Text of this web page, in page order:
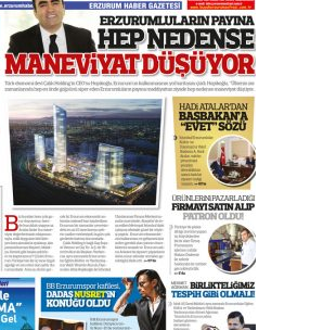
2026 Salı
Yılmaz
DEĞİL, BİR ÖMÜR
“NEDEN
ÜNİVERSİTESİ?”
2026 Salı
Gökhan YAZICI
Yesevi’den bir Alperen…
idi… Hakka yürüdü.!
2026 Perşembe
Bakırcı
bıraktığı hatıralarıyla
adamı Faruk Terzioğlu!
2026 Çarşamba